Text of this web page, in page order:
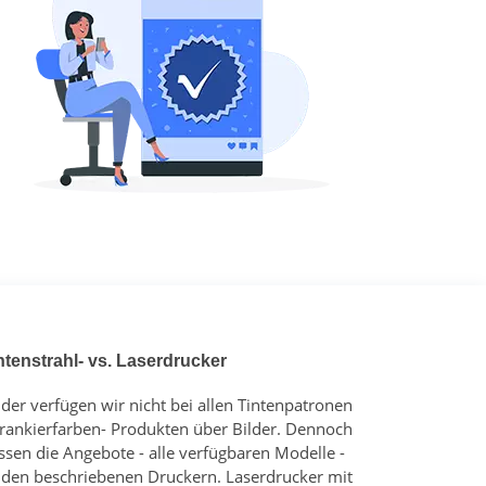
vs. Laserdrucker
verfügen wir nicht bei allen Tintenpatronen
Produkten über Bilder. Dennoch
die Angebote - alle verfügbaren Modelle -
beschriebenen Druckern. Laserdrucker mit